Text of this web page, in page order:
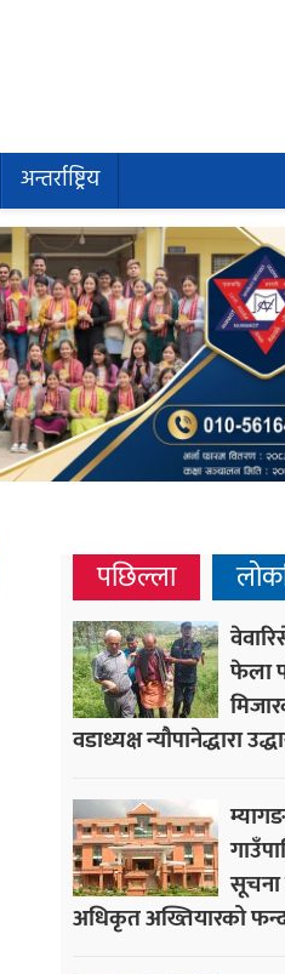
अन्तर्राष्ट्रिय
पछिल्ला
फेला
वडाध्यक्ष न्यौपानेद्धारा
म्यागङ
सूचना
अधिकृत अख्तियारको